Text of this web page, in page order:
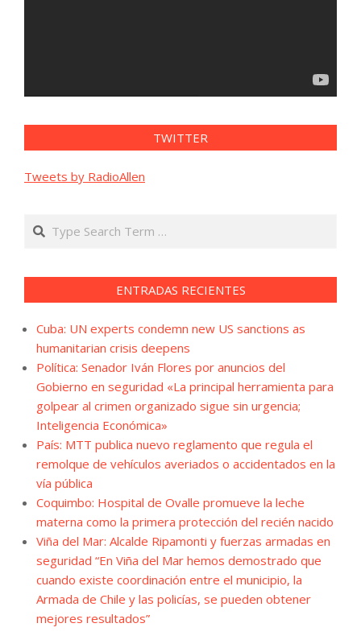
TWITTER
Tweets by RadioAllen
Search
ENTRADAS RECIENTES
Cuba: UN experts condemn new US sanctions as
humanitarian crisis deepens
Política: Senador Iván Flores por anuncios del
Gobierno en seguridad «La principal herramienta para
golpear al crimen organizado sigue sin urgencia;
Inteligencia Económica»
País: MTT publica nuevo reglamento que regula el
remolque de vehículos averiados o accidentados en la
vía pública
Coquimbo: Hospital de Ovalle promueve la leche
materna como la primera protección del recién nacido
Viña del Mar: Alcalde Ripamonti y fuerzas armadas en
seguridad “En Viña del Mar hemos demostrado que
cuando existe coordinación entre el municipio, la
Armada de Chile y las policías, se pueden obtener
mejores resultados”